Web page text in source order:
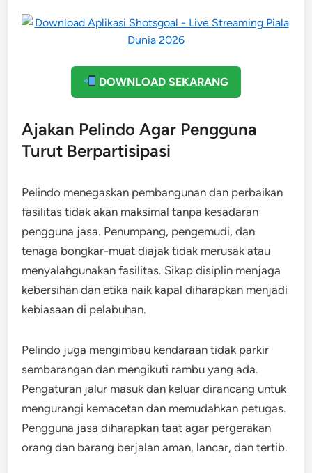
DOWNLOAD SEKARANG
Ajakan Pelindo Agar Pengguna
Turut Berpartisipasi
Pelindo menegaskan pembangunan dan perbaikan
fasilitas tidak akan maksimal tanpa kesadaran
pengguna jasa. Penumpang, pengemudi, dan
tenaga bongkar-muat diajak tidak merusak atau
menyalahgunakan fasilitas. Sikap disiplin menjaga
kebersihan dan etika naik kapal diharapkan menjadi
kebiasaan di pelabuhan.
Pelindo juga mengimbau kendaraan tidak parkir
sembarangan dan mengikuti rambu yang ada.
Pengaturan jalur masuk dan keluar dirancang untuk
mengurangi kemacetan dan memudahkan petugas.
Pengguna jasa diharapkan taat agar pergerakan
orang dan barang berjalan aman, lancar, dan tertib.